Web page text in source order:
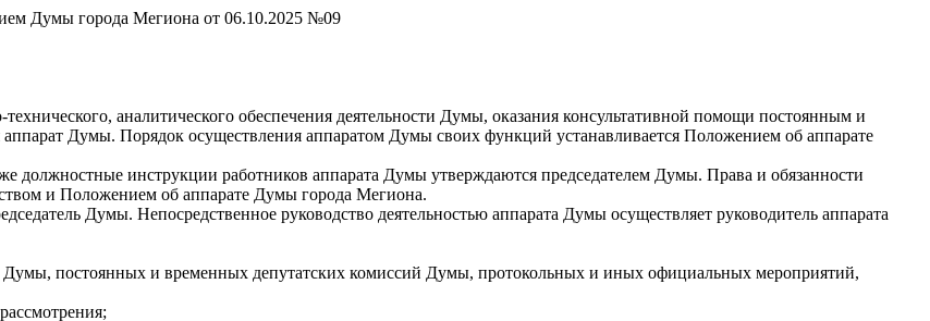
Думы города Мегиона от 06.10.2025 №09
аналитического обеспечения деятельности Думы, оказания консультативной помощи постоянным и
Думы. Порядок осуществления аппаратом Думы своих функций устанавливается Положением об аппарате
должностные инструкции работников аппарата Думы утверждаются председателем Думы. Права и обязанности
и Положением об аппарате Думы города Мегиона.
Думы. Непосредственное руководство деятельностью аппарата Думы осуществляет руководитель аппарата
Думы, постоянных и временных депутатских комиссий Думы, протокольных и иных официальных мероприятий,